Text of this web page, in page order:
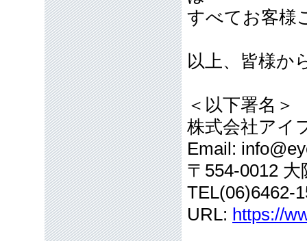
すべてお客様
以上、皆様か
＜以下署名＞
株式会社アイ
Email:
〒554-0012
TEL(06)6462-
URL: https://